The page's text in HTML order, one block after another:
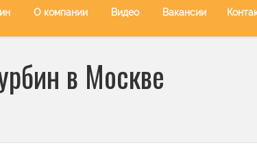
О компании Видео Вакансии
в Москве